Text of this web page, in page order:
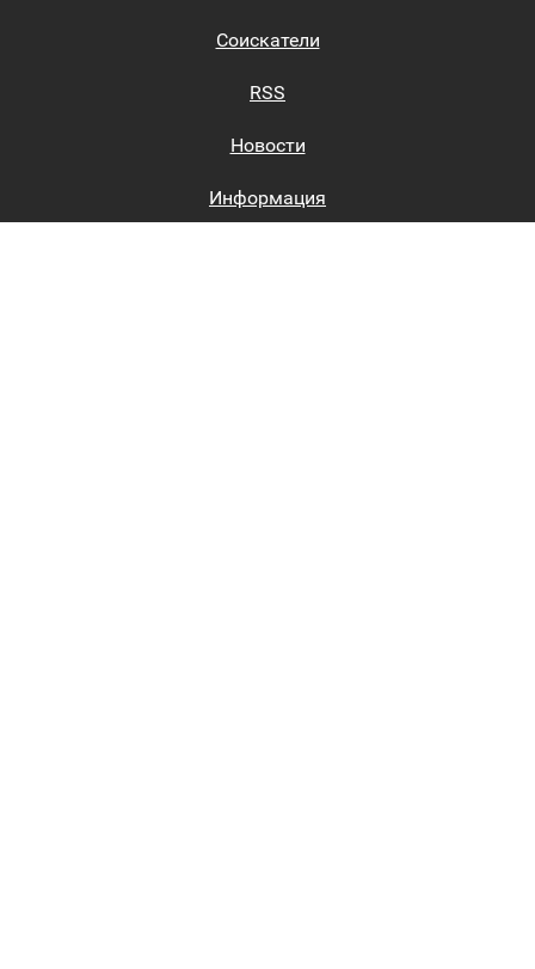
Соискатели
RSS
Новости
Информация